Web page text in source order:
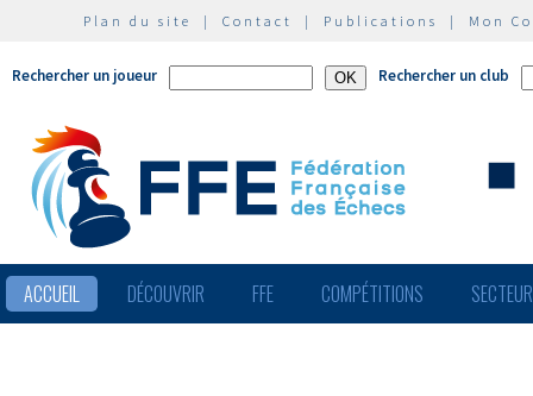
Plan du site | Contact | Publications | Mon
Rechercher un joueur Rechercher un club
ACCUEIL DÉCOUVRIR FFE COMPÉTITIONS